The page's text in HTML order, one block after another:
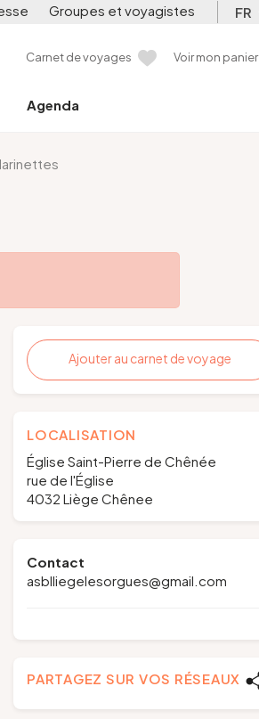
Groupes et voyagistes FR
Carnet de voyages Voir mon panier
Agenda
Ajouter au carnet de voyage
LOCALISATION
Église Saint-Pierre de Chênée
rue de l'Église
4032 Liège Chênee
Contact
asblliegelesorgues@gmail.com
PARTAGEZ SUR VOS RÉSEAUX